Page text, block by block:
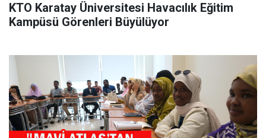
KTO Karatay Üniversitesi Havacılık Eğitim
Kampüsü Görenleri Büyülüyor